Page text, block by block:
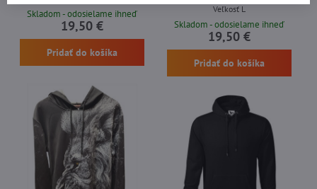
Skladom - odosielame ihneď
19,50 €
Pridať do košíka
Veľkosť L
Skladom - odosielame ihneď
19,50 €
Pridať do košíka